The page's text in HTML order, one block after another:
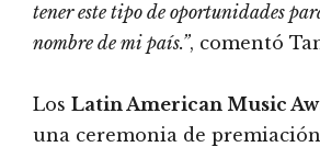
tener este tipo de oportunidades
nombre de mi país.”, comentó
Los Latin American Music
una ceremonia de